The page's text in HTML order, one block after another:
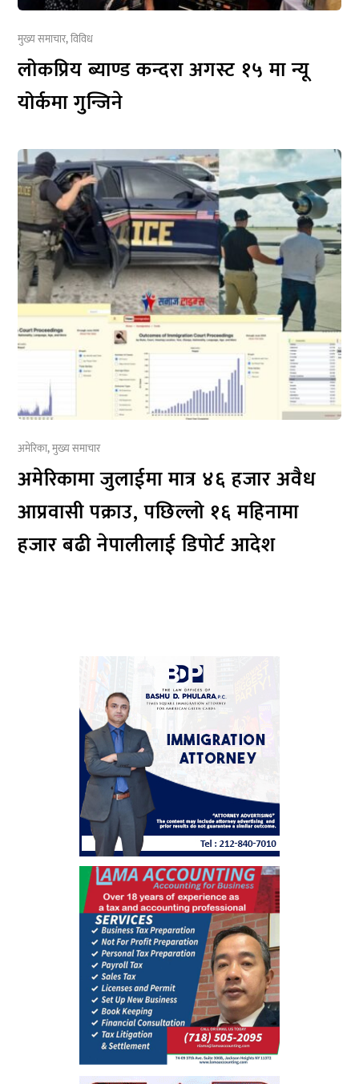
मुख्य समाचार,विविध
लोकप्रिय ब्याण्ड कन्दरा अगस्ट १५ मा न्यू
योर्कमा गुन्जिने
अमेरिका,मुख्य समाचार
अमेरिकामा जुलाईमा मात्र ४६ हजार अवैध
आप्रवासी पक्राउ, पछिल्लो १६ महिनामा
हजार बढी नेपालीलाई डिपोर्ट आदेश